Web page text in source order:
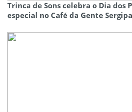
Trinca de Sons celebra o Dia dos
especial no Café da Gente